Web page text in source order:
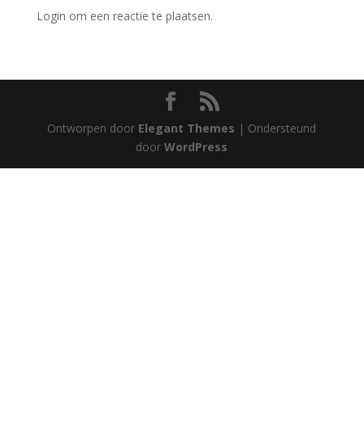
Login om een reactie te plaatsen.
Ontworpen door Elegant Themes | Ondersteund
doorWordPress